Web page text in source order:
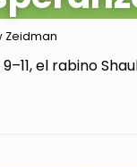
Zeidman
9–11, el rabino